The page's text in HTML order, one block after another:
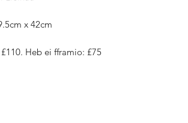
x 42cm
Heb ei fframio: £75